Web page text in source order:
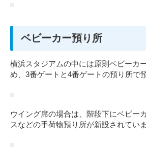
ベビーカー預り所
横浜スタジアムの中には原則ベビーカ
め、3番ゲートと4番ゲートの預り所で
ウイング席の場合は、階段下にベビー
スなどの手荷物預り所が新設されていま